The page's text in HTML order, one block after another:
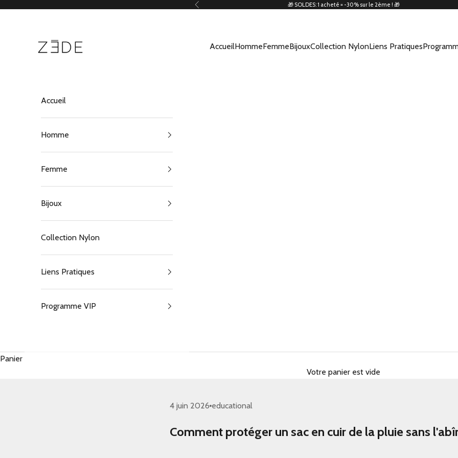
Précédent 🎁 SOLDES: 1 acheté = -30% sur le 2ème ! 🎁
AccueilHommeFemmeBijouxCollection NylonLiens Pratiques
Accueil
Homme
Femme
Bijoux
Collection Nylon
Liens Pratiques
Programme VIP
Panier
Votre panier est vide
4 juin 2026 educational
Comment protéger un sac en cuir de la pluie sans